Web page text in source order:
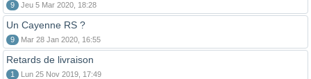
9 Jeu 5 Mar 2020, 18:28
Un Cayenne RS ?
9 Mar 28 Jan 2020, 16:55
Retards de livraison
1 Lun 25 Nov 2019, 17:49